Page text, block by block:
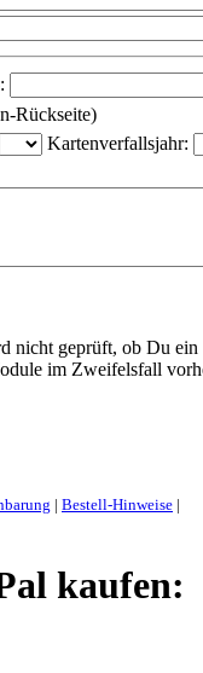
Rückseite)
Kartenverfallsjahr:
nicht geprüft, ob Du ein
im Zweifelsfall
| Bestell-Hinweise |
kaufen: